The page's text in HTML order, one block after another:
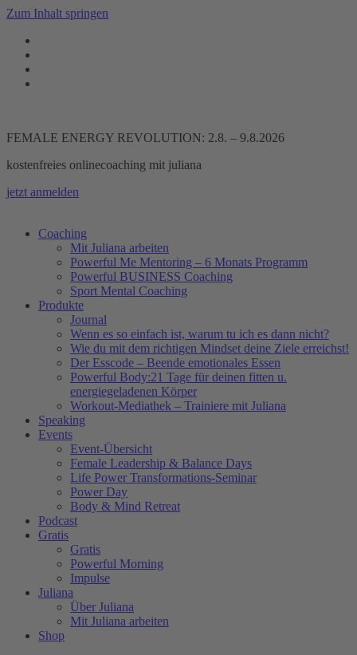
Zum Inhalt springen
FEMALE ENERGY REVOLUTION: 2.8. – 9.8.2026
kostenfreies onlinecoaching mit juliana
jetzt anmelden
Coaching
Mit Juliana arbeiten
Powerful Me Mentoring – 6 Monats Programm
Powerful BUSINESS Coaching
Sport Mental Coaching
Produkte
Journal
Wenn es so einfach ist, warum tu ich es dann nicht?
Wie du mit dem richtigen Mindset deine Ziele erreichst!
Der Esscode – Beende emotionales Essen
Powerful Body:21 Tage für deinen fitten u.
energiegeladenen Körper
Workout-Mediathek – Trainiere mit Juliana
Speaking
Events
Event-Übersicht
Female Leadership & Balance Days
Life Power Transformations-Seminar
Power Day
Body & Mind Retreat
Podcast
Gratis
Gratis
Powerful Morning
Impulse
Juliana
Über Juliana
Mit Juliana arbeiten
Shop